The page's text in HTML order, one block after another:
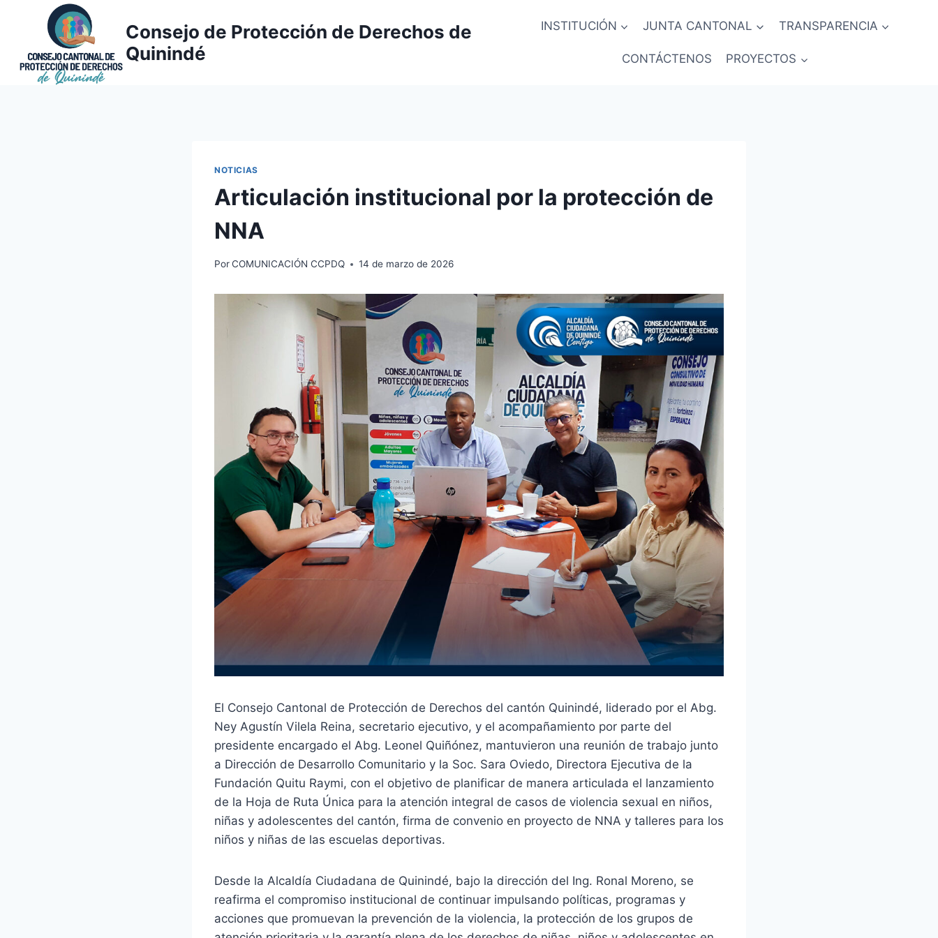
contenido
Consejo de Protección de Derechos de
Quinindé
INSTITUCIÓN JUNTA CANTONAL TRANSPARENCIA
CONTÁCTENOS PROYECTOS
NOTICIAS
Articulación institucional por la protección de
NNA
PorCOMUNICACIÓN CCPDQ 14 de marzo de 2026
El Consejo Cantonal de Protección de Derechos del cantón Quinindé, liderado por el Abg.
Ney Agustín Vilela Reina, secretario ejecutivo, y el acompañamiento por parte del
presidente encargado el Abg. Leonel Quiñónez, mantuvieron una reunión de trabajo junto
a Dirección de Desarrollo Comunitario y la Soc. Sara Oviedo, Directora Ejecutiva de la
Fundación Quitu Raymi, con el objetivo de planificar de manera articulada el lanzamiento
de la Hoja de Ruta Única para la atención integral de casos de violencia sexual en niños,
niñas y adolescentes del cantón, firma de convenio en proyecto de NNA y talleres para los
niños y niñas de las escuelas deportivas.
Desde la Alcaldía Ciudadana de Quinindé, bajo la dirección del Ing. Ronal Moreno, se
reafirma el compromiso institucional de continuar impulsando políticas, programas y
acciones que promuevan la prevención de la violencia, la protección de los grupos de